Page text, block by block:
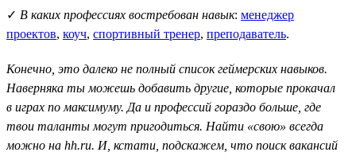
✓ В каких профессиях востребован навык: менеджер
проектов, коуч, спортивный тренер, преподаватель.
Конечно, это далеко не полный список геймерских навыков.
Наверняка ты можешь добавить другие, которые прокачал
в играх по максимуму. Да и профессий гораздо больше, где
твои таланты могут пригодиться. Найти «свою» всегда
можно на hh.ru. И, кстати, подскажем, что поиск вакансий